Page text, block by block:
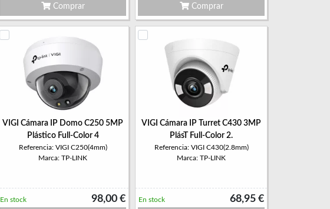
Comprar Comprar
VIGI Cámara IP Domo C250 5MP
Plástico Full-Color 4
Referencia: VIGI C250(4mm)
Marca: TP-LINK
98,00 €
En stock
VIGI Cámara IP Turret C430 3MP
PlásT Full-Color 2.
Referencia: VIGI C430(2.8mm)
Marca: TP-LINK
68,95 €
En stock